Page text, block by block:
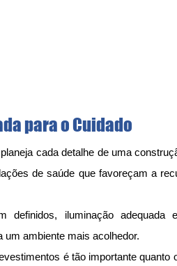
para o Cuidado
cada detalhe de uma
de saúde que favoreçam a
definidos, iluminação adequada
um ambiente mais acolhedor.
é tão importante quanto